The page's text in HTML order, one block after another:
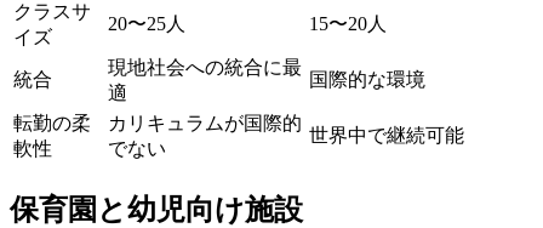
クラスサ
イズ
20〜25人 15〜20人
統合
現地社会への統合に最
適
国際的な環境
転勤の柔
軟性
カリキュラムが国際的
でない
世界中で継続可能
保育園と幼児向け施設